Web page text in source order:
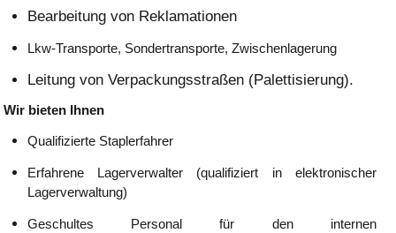
Bearbeitung von Reklamationen
Lkw-Transporte, Sondertransporte, Zwischenlagerung
Leitung von Verpackungsstraßen (Palettisierung).
Wir bieten Ihnen
Qualifizierte Staplerfahrer
Erfahrene Lagerverwalter (qualifiziert in elektronischer
Lagerverwaltung)
Geschultes Personal für den internen